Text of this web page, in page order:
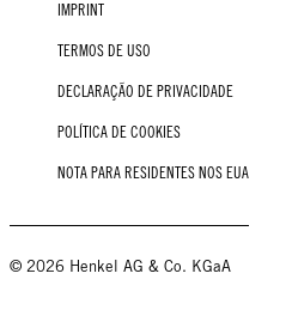
IMPRINT
TERMOS DE USO
DECLARAÇÃO DE PRIVACIDADE
POLÍTICA DE COOKIES
NOTA PARA RESIDENTES NOS EUA
© 2026 Henkel AG & Co. KGaA